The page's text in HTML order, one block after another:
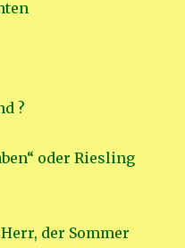
?
oder Riesling
der Sommer